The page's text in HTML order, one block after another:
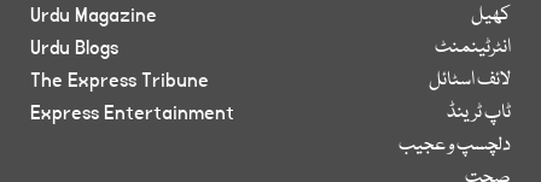
کھیل
انٹرٹینمنٹ
لائف اسٹائل
ٹاپ ٹرینڈ
دلچسپ و عجیب
Urdu Magazine
Urdu Blogs
The Express Tribune
Express Entertainment